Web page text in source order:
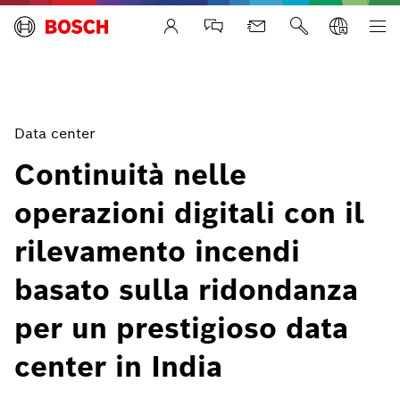
Life Safety Systems
Data center
Continuità nelle
operazioni digitali con il
rilevamento incendi
basato sulla ridondanza
per un prestigioso data
center in India